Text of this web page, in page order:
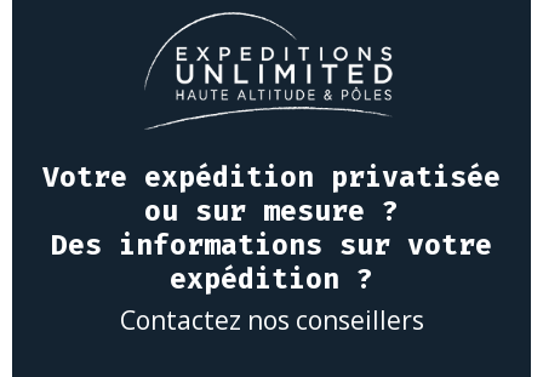
Votre expédition privatisée
ou sur mesure ?
Des informations sur votre
expédition ?
Contactez nos conseillers